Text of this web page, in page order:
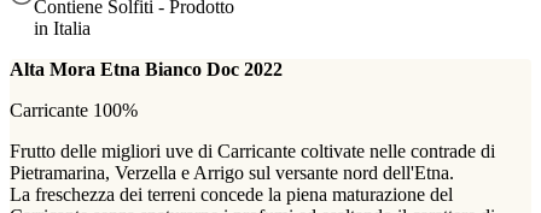
Contiene Solfiti - Prodotto
in Italia
Alta Mora Etna Bianco Doc 2022
Carricante 100%
Frutto delle migliori uve di Carricante coltivate nelle contrade di
Pietramarina, Verzella e Arrigo sul versante nord dell'Etna.
La freschezza dei terreni concede la piena maturazione del